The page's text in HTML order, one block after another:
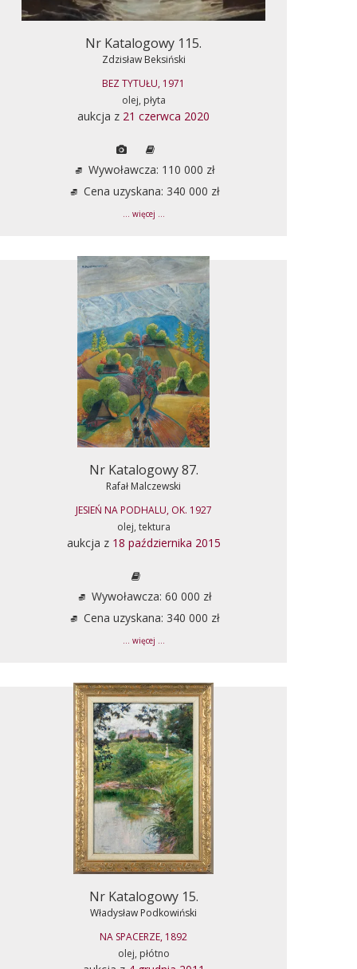
Nr Katalogowy 115.
Zdzisław Beksiński
BEZ TYTUŁU, 1971
olej, płyta
aukcja z 21 czerwca 2020
Wywoławcza: 110 000 zł
Cena uzyskana: 340 000 zł
... więcej ...
Nr Katalogowy 87.
Rafał Malczewski
JESIEŃ NA PODHALU, OK. 1927
olej, tektura
aukcja z 18 października 2015
Wywoławcza: 60 000 zł
Cena uzyskana: 340 000 zł
... więcej ...
Nr Katalogowy 15.
Władysław Podkowiński
NA SPACERZE, 1892
olej, płótno